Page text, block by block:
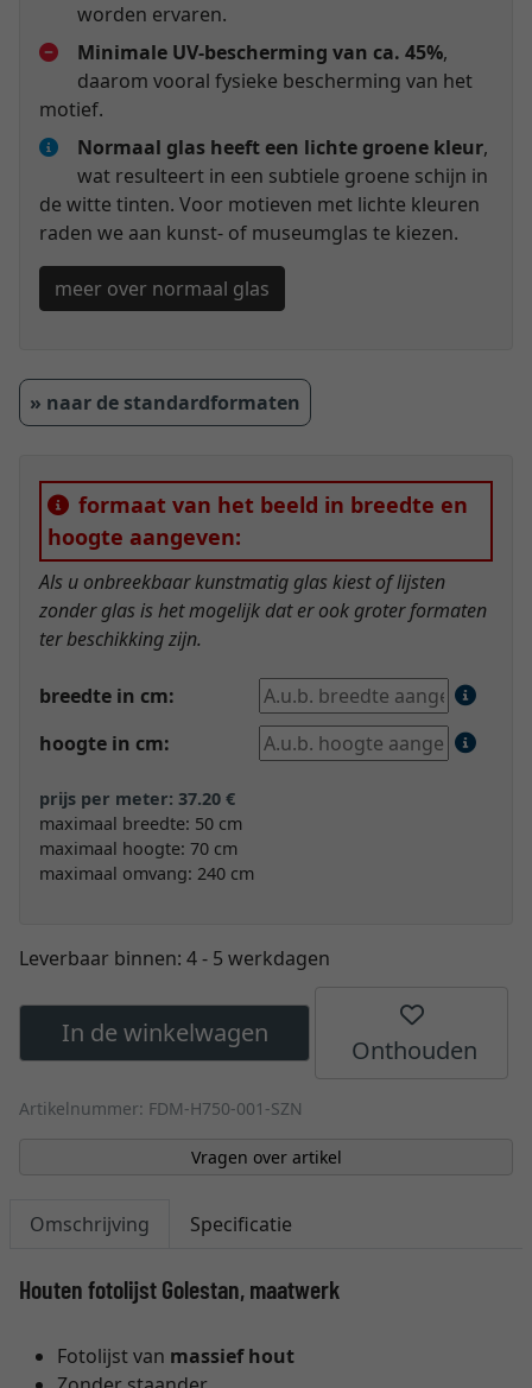
worden ervaren.
Minimale UV-bescherming van ca. 45%,
daarom vooral fysieke bescherming van het
motief.
Normaal glas heeft een lichte groene kleur,
wat resulteert in een subtiele groene schijn in
de witte tinten. Voor motieven met lichte kleuren
raden we aan kunst- of museumglas te kiezen.
meer over normaal glas
» naar de standardformaten
formaat van het beeld in breedte en
hoogte aangeven:
Als u onbreekbaar kunstmatig glas kiest of lijsten
zonder glas is het mogelijk dat er ook groter formaten
ter beschikking zijn.
breedte in cm:
hoogte in cm:
prijs per meter: 37.20 €
maximaal breedte: 50 cm
maximaal hoogte: 70 cm
maximaal omvang: 240 cm
Leverbaar binnen: 4 - 5 werkdagen
In de winkelwagen
Onthouden
Artikelnummer: FDM-H750-001-SZN
Vragen over artikel
Omschrijving Specificatie
Houten fotolijst Golestan, maatwerk
Fotolijst van massief hout